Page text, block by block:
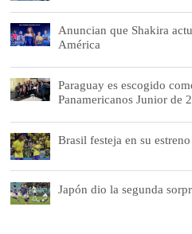
Anuncian que Shakira
América
Paraguay es escogido
Panamericanos Junior de
Brasil festeja en su
Japón dio la segunda